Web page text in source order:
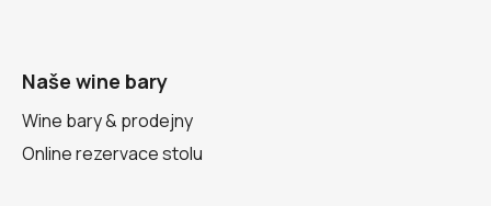
Naše wine bary
Wine bary & prodejny
Online rezervace stolu